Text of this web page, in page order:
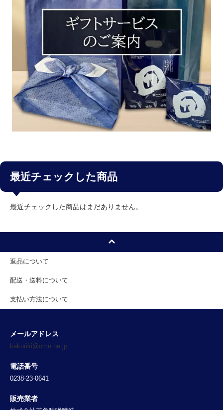
最近チェックした商品
最近チェックした商品はまだありません。
返品について
配送・送料について
支払い方法について
メールアドレス
kakuriki@omn.ne.jp
電話番号
0238-23-0641
販売業者